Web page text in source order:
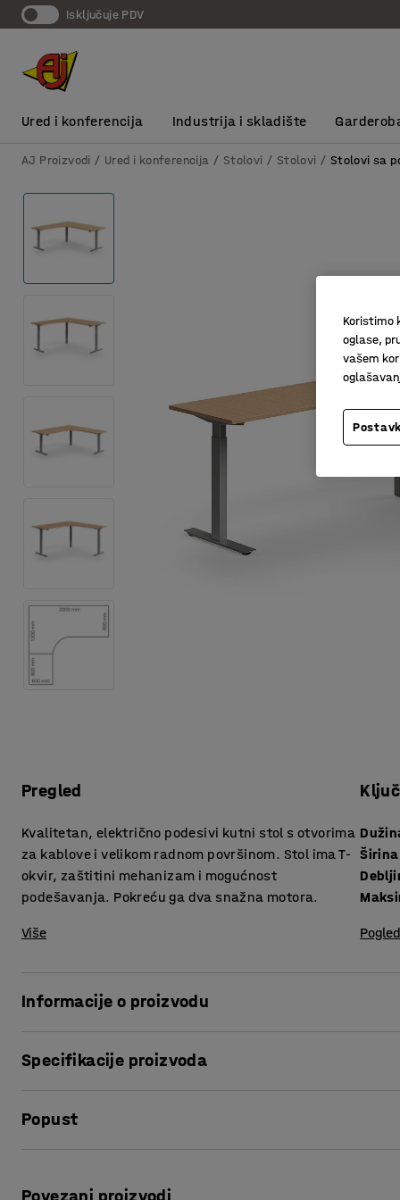
Isključuje PDV
Ured i konferencija Industrija i skladište
AJ Proizvodi Ured i konferencija Stolovi Stolovi Stolovi sa
Pregled
Kvalitetan, električno podesivi kutni stol s otvorima
za kablove i velikom radnom površinom. Stol ima T-
okvir, zaštitini mehanizam i mogućnost
podešavanja. Pokreću ga dva snažna motora.
Više
Širina
Informacije o proizvodu
namještaja FLEXUS!
i stajanje. Snažni motori ravnomjerno podižu i spuštaju
Specifikacije proizvoda
Širina: 2000
Površina ploče
Lijevo/desno
Popust
Povezani proizvodi
Koristimo
oglase,
vašem